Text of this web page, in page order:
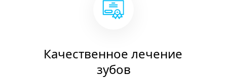
Качественное лечение
зубов